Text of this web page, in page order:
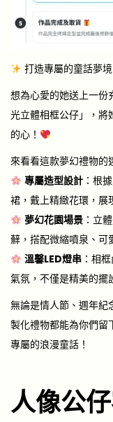
打造專屬的童話夢
想為心愛的她送上一份
光立體相框公仔」，將
的心！
來看看這款夢幻禮物的
專屬造型設計：根
裙，戴上精緻花環，展
夢幻花園場景：立
蘚，搭配微縮噴泉、可
溫馨LED燈串：相
氣氛，不僅是精美的擺
無論是情人節、週年紀
製化禮物都能為你們留
專屬的浪漫童話！
人像公